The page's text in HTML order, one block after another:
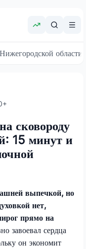
области
+
сковороду
15 минут и
выпечкой, но
нет,
прямо на
завоевал сердца
он экономит